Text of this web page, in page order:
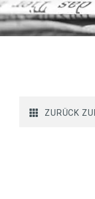
ZURÜCK